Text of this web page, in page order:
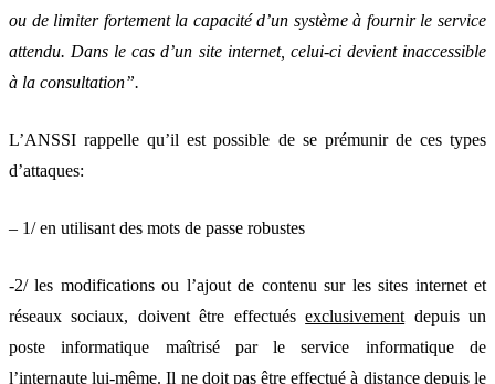
ou de limiter fortement la capacité d’un système à fournir le service
attendu. Dans le cas d’un site internet, celui-ci devient inaccessible
à la consultation”.
L’ANSSI rappelle qu’il est possible de se prémunir de ces types
d’attaques:
– 1/ en utilisant des mots de passe robustes
-2/ les modifications ou l’ajout de contenu sur les sites internet et
réseaux sociaux, doivent être effectuésexclusivement depuis un
poste informatique maîtrisé par le service informatique de
l’internaute lui-même. Il ne doit pas être effectué à distance depuis le